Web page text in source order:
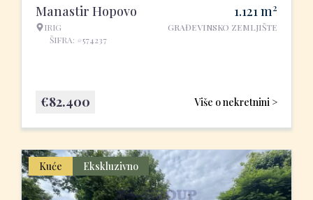
Manastir Hopovo
IRIG
ŠIFRA: #574237
1.121m2
GRAĐEVINSKO ZEMLJIŠTE
Više o nekretnini >
€82.400
Kuće Ekskluzivno